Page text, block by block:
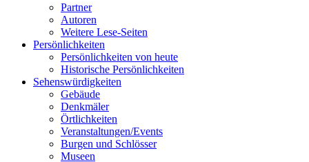
Partner
Autoren
Weitere Lese-Seiten
Persönlichkeiten
Persönlichkeiten von heute
Historische Persönlichkeiten
Sehenswürdigkeiten
Gebäude
Denkmäler
Örtlichkeiten
Veranstaltungen/Events
Burgen und Schlösser
Museen